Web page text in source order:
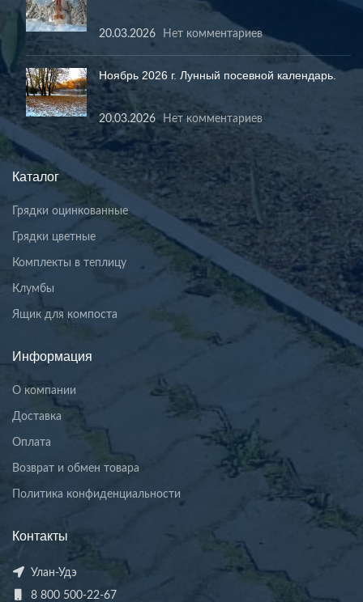
20.03.2026 Нет комментариев
Ноябрь 2026 г. Лунный посевной календарь.
20.03.2026 Нет комментариев
Каталог
Грядки оцинкованные
Грядки цветные
Комплекты в теплицу
Клумбы
Ящик для компоста
Информация
О компании
Доставка
Оплата
Возврат и обмен товара
Политика конфиденциальности
Контакты
Улан-Удэ
8 800 500-22-67